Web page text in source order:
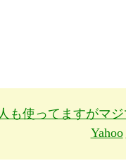
も使ってますがマ
Yahoo